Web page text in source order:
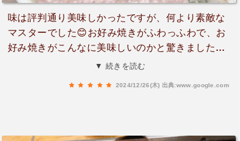
味は評判通り美味しかったですが、何より素敵な
マスターでした😊お好み焼きがふわっふわで、お
好み焼きがこんなに美味しいのかと驚きました！
素敵なマスターにみんな出会ってほしいので、是
▼ 続きを読む
2024/12/26(木) 出典:www.google.com